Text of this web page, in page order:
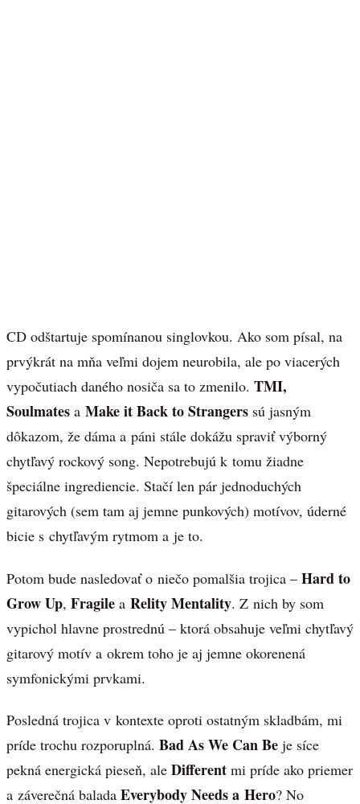
CD odštartuje spomínanou singlovkou. Ako som písal, na
prvýkrát na mňa veľmi dojem neurobila, ale po viacerých
vypočutiach daného nosiča sa to zmenilo. TMI,
Soulmates a Make it Back to Strangers sú jasným
dôkazom, že dáma a páni stále dokážu spraviť výborný
chytľavý rockový song. Nepotrebujú k tomu žiadne
špeciálne ingrediencie. Stačí len pár jednoduchých
gitarových (sem tam aj jemne punkových) motívov, úderné
bicie s chytľavým rytmom a je to.
Potom bude nasledovať o niečo pomalšia trojica – Hard to
Grow Up, Fragile a Relity Mentality. Z nich by som
vypichol hlavne prostrednú – ktorá obsahuje veľmi chytľavý
gitarový motív a okrem toho je aj jemne okorenená
symfonickými prvkami.
Posledná trojica v kontexte oproti ostatným skladbám, mi
príde trochu rozporuplná. Bad As We Can Be je síce
pekná energická pieseň, ale Different mi príde ako priemer
a záverečná balada Everybody Needs a Hero? No